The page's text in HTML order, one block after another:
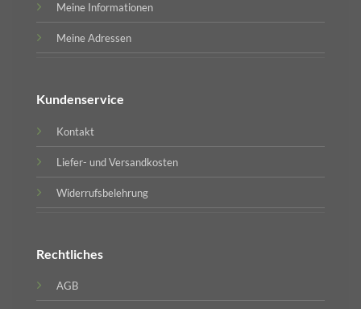
Meine Informationen
Meine Adressen
Kundenservice
Kontakt
Liefer- und Versandkosten
Widerrufsbelehrung
Rechtliches
AGB